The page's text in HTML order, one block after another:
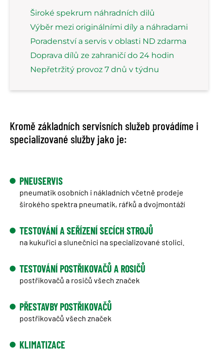
Široké spekrum náhradních dilů
Výběr mezi originálními díly a náhradami
Poradenství a servis v oblasti ND zdarma
Doprava dílů ze zahraničí do 24 hodin
Nepřetržitý provoz 7 dnů v týdnu
Kromě základních servisních služeb provádíme i
specializované služby jako je:
PNEUSERVIS
pneumatik osobních i nákladních včetně prodeje
širokého spektra pneumatik, ráfků a dvojmontáží
TESTOVÁNÍ A SEŘÍZENÍ SECÍCH STROJŮ
na kukuřici a slunečnici na specializované stolici.
TESTOVÁNÍ POSTŘIKOVAČŮ A ROSIČŮ
postřikovačů a rosičů všech značek
PŘESTAVBY POSTŘIKOVAČŮ
postřikovačů všech značek
KLIMATIZACE